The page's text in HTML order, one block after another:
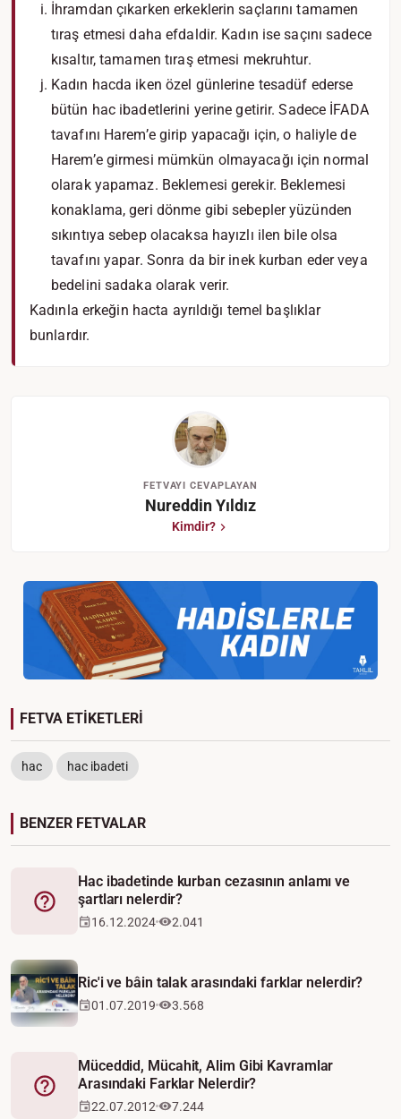
İhramdan çıkarken erkeklerin saçlarını tamamen
tıraş etmesi daha efdaldir. Kadın ise saçını sadece
kısaltır, tamamen tıraş etmesi mekruhtur.
Kadın hacda iken özel günlerine tesadüf ederse
bütün hac ibadetlerini yerine getirir. Sadece İFADA
tavafını Harem’e girip yapacağı için, o haliyle de
Harem’e girmesi mümkün olmayacağı için normal
olarak yapamaz. Beklemesi gerekir. Beklemesi
konaklama, geri dönme gibi sebepler yüzünden
sıkıntıya sebep olacaksa hayızlı ilen bile olsa
tavafını yapar. Sonra da bir inek kurban eder veya
bedelini sadaka olarak verir.
Kadınla erkeğin hacta ayrıldığı temel başlıklar
bunlardır.
FETVAYI CEVAPLAYAN
Nureddin Yıldız
Kimdir?
FETVA ETİKETLERİ
hac hac ibadeti
BENZER FETVALAR
Fetva
Hac ibadetinde kurban cezasının anlamı ve
şartları nelerdir?
16.12.2024 2.041
Ric'i ve bâin talak arasındaki farklar nelerdir?
01.07.2019 3.568
Fetva
Müceddid, Mücahit, Alim Gibi Kavramlar
Arasındaki Farklar Nelerdir?
22.07.2012 7.244